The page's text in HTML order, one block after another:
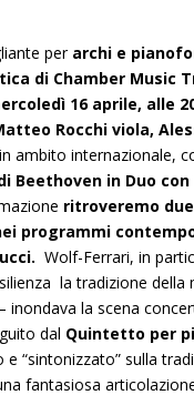
per archi e
di Chamber Music
16 aprile, alle
Rocchi viola,
ambito internazionale,
Beethoven in Duo
ritroveremo
programmi
Wolf-Ferrari, in
la tradizione della
inondava la scena
dal Quintetto per
“sintonizzato” sulla
fantasiosa